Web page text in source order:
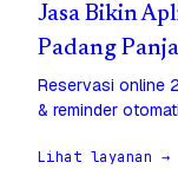
Jasa Bikin
Padang
Reservasi online
& reminder
Lihat layanan →